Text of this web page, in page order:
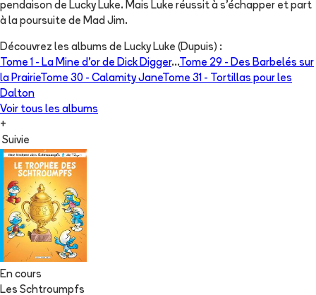
pendaison de Lucky Luke. Mais Luke réussit à s'échapper et part
à la poursuite de Mad Jim.
Découvrez les albums de Lucky Luke (Dupuis) :
Tome 1 - La Mine d'or de Dick Digger...Tome 29 - Des Barbelés sur
la PrairieTome 30 - Calamity JaneTome 31 - Tortillas pour les
Dalton
Voir tous les albums
+
Suivie
En cours
Les Schtroumpfs